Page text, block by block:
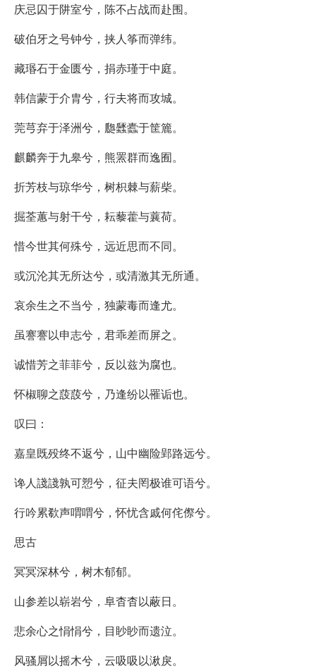
庆忌囚于阱室兮，陈不占战而赴围。
破伯牙之号钟兮，挟人筝而弹纬。
藏瑉石于金匮兮，捐赤瑾于中庭。
韩信蒙于介胄兮，行夫将而攻城。
莞芎弃于泽洲兮，瓟瓥蠹于筐簏。
麒麟奔于九皋兮，熊罴群而逸囿。
折芳枝与琼华兮，树枳棘与薪柴。
掘荃蕙与射干兮，耘藜藿与蘘荷。
惜今世其何殊兮，远近思而不同。
或沉沦其无所达兮，或清激其无所通。
哀余生之不当兮，独蒙毒而逢尤。
虽謇謇以申志兮，君乖差而屏之。
诚惜芳之菲菲兮，反以兹为腐也。
怀椒聊之蔎蔎兮，乃逢纷以罹诟也。
叹曰：
嘉皇既殁终不返兮，山中幽险郢路远兮。
谗人諓諓孰可愬兮，征夫罔极谁可语兮。
行吟累欷声喟喟兮，怀忧含戚何侘傺兮。
思古
冥冥深林兮，树木郁郁。
山参差以崭岩兮，阜杳杳以蔽日。
悲余心之悁悁兮，目眇眇而遗泣。
风骚屑以摇木兮，云吸吸以湫戾。